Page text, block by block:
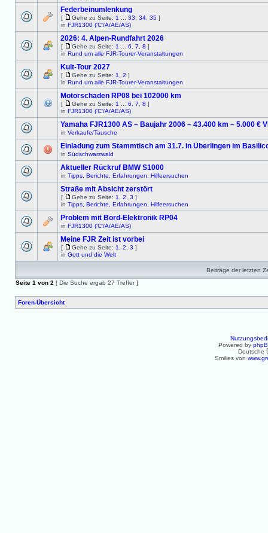
Federbeinumlenkung
[ Gehe zu Seite: 1 33 34 35 ]
in FJR1300 ('C'/A/AE/AS)
2026: 4. Alpen-Rundfahrt 2026
[ Gehe zu Seite: 1 6 7 8 ]
in Rund um alle FJR-Tourer-Veranstaltungen
Kult-Tour 2027
[ Gehe zu Seite: 1 2 ]
in Rund um alle FJR-Tourer-Veranstaltungen
Motorschaden RP08 bei 102000 km
[ Gehe zu Seite: 1 6 7 8 ]
in FJR1300 ('C'/A/AE/AS)
Yamaha FJR1300 AS – Baujahr 2006 – 43.400 km – 5.000 €
in Verkaufe/Tausche
Einladung zum Stammtisch am 31.7. in Überlingen im
in Südschwarzwald
Aktueller Rückruf BMW S1000
in Tipps, Berichte, Erfahrungen, Hilfeersuchen
Straße mit Absicht zerstört
[ Gehe zu Seite: 1 2 3 ]
in Tipps, Berichte, Erfahrungen, Hilfeersuchen
Problem mit Bord-Elektronik RP04
in FJR1300 ('C'/A/AE/AS)
Meine FJR Zeit ist vorbei
[ Gehe zu Seite: 1 2 3 ]
in Gott und die Welt
Beiträge der letzten
Seite 1 von 2 [ Die Suche ergab 27 Treffer ]
Foren-Übersicht
Powered by
Deutsche
Smilies von